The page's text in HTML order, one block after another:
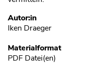
Metadaten
Autor:in
Iken Draeger
Materialformat
PDF Datei(en)